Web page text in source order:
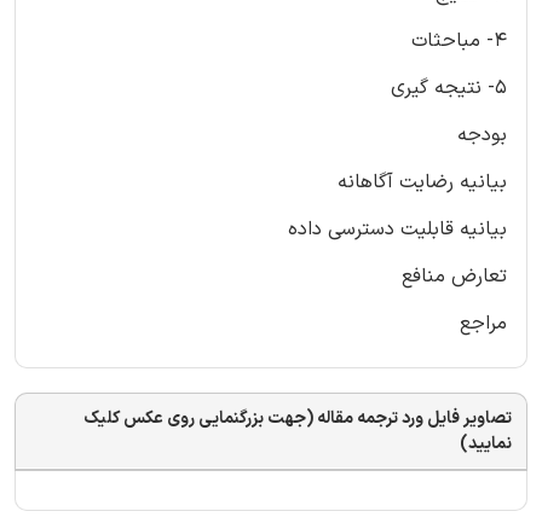
4- مباحثات
5- نتیجه گیری
بودجه
بیانیه رضایت آگاهانه
بیانیه قابلیت دسترسی داده
تعارض منافع
مراجع
تصاویر فایل ورد ترجمه مقاله (جهت بزرگنمایی روی عکس کلیک
نمایید)